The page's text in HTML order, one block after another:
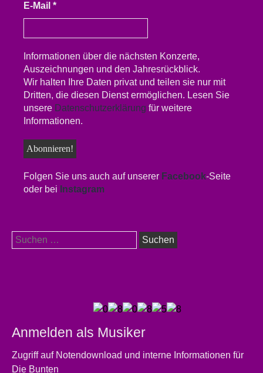
E-Mail *
Informationen über die nächsten Konzerte,
Auszeichnungen und den Jahresrückblick.
Wir halten Ihre Daten privat und teilen sie nur mit
Dritten, die diesen Dienst ermöglichen. Lesen Sie
unsere Datenschutzerklärung für weitere
Informationen.
Folgen Sie uns auch auf unserer Facebook-Seite
oder bei Instagram
Suchen
nach:
Anmelden als Musiker
Zugriff auf Notendownload und interne Informationen für
Die Bunten